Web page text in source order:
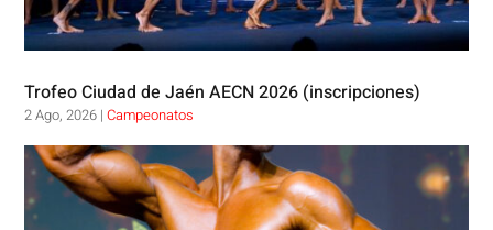
Trofeo Ciudad de Jaén AECN 2026 (inscripciones)
2 Ago, 2026 |Campeonatos